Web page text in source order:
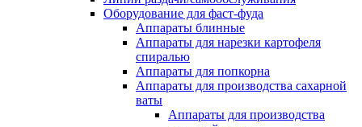
Оборудование для фаст-фуда
Аппараты блинные
Аппараты для нарезки картофеля
спиралью
Аппараты для попкорна
Аппараты для производства сахарной
ваты
Аппараты для производства